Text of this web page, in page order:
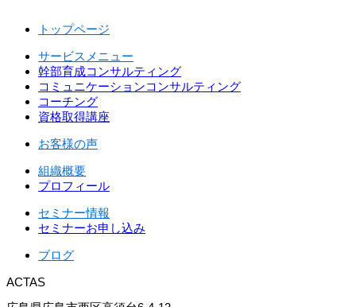
トップページ
サービスメニュー
幹部育成コンサルティング
コミュニケーションコンサルティング
コーチング
資格取得講座
お客様の声
組織概要
プロフィール
セミナー情報
セミナーお申し込み
ブログ
ACTAS